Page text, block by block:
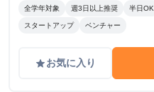
全学年対象 週3日以上推奨 半日OK
スタートアップ ベンチャー
gradeお気に入り